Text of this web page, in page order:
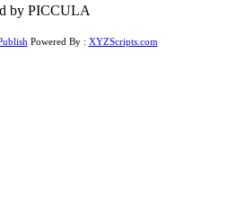
by PICCULA
Powered By : XYZScripts.com